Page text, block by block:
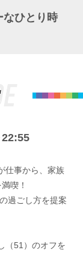
なひとり時
仕事から、家族
喫！
過ごし方を提案
（51）のオフを